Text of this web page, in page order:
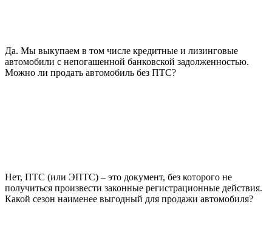
Да. Мы выкупаем в том числе кредитные и лизинговые
автомобили с непогашенной банковской задолженностью.
Можно ли продать автомобиль без ПТС?
Нет, ПТС (или ЭПТС) – это документ, без которого не
получиться произвести законные регистрационные действия.
Какой сезон наименее выгодный для продажи автомобиля?